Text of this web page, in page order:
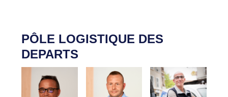
PÔLE LOGISTIQUE DES
DEPARTS